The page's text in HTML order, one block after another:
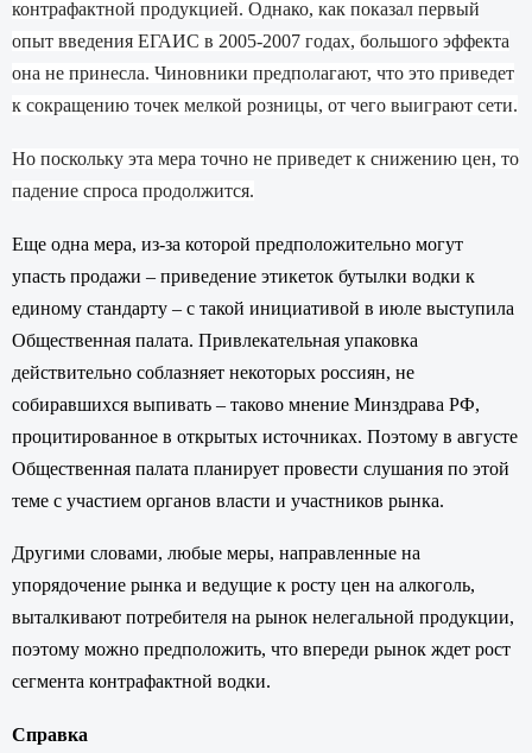
контрафактной продукцией. Однако, как показал первый
опыт введения ЕГАИС в 2005-2007 годах, большого эффекта
она не принесла. Чиновники предполагают, что это приведет
к сокращению точек мелкой розницы, от чего выиграют сети.
Но поскольку эта мера точно не приведет к снижению цен, то
падение спроса продолжится.
Еще одна мера, из-за которой предположительно могут
упасть продажи – приведение этикеток бутылки водки к
единому стандарту – с такой инициативой в июле выступила
Общественная палата. Привлекательная упаковка
действительно соблазняет некоторых россиян, не
собиравшихся выпивать – таково мнение Минздрава РФ,
процитированное в открытых источниках. Поэтому в августе
Общественная палата планирует провести слушания по этой
теме с участием органов власти и участников рынка.
Другими словами, любые меры, направленные на
упорядочение рынка и ведущие к росту цен на алкоголь,
выталкивают потребителя на рынок нелегальной продукции,
поэтому можно предположить, что впереди рынок ждет рост
сегмента контрафактной водки.
Справка